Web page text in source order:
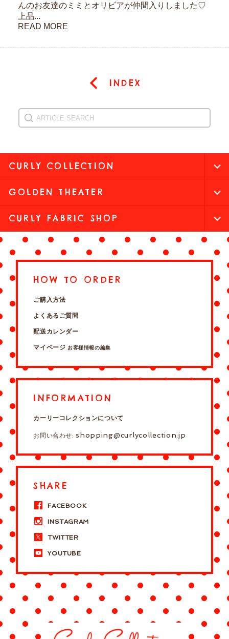
んのお友達のミミとオリビアが仲間入りしました♡
上品...
READ MORE
INDEX
CURLY COLLECTION
GOLDEN THEATER
CURLY FABRIC SHOP
HOW TO ORDER
ご購入方法
よくあるご質問
配送カレンダー
マイページ お客様情報の編集
INFORMATION
カーリーコレクションについて
お問い合わせ:shopping@curlycollection.jp
SHARE
FACEBOOK
INSTAGRAM
TWITTER
YOUTUBE